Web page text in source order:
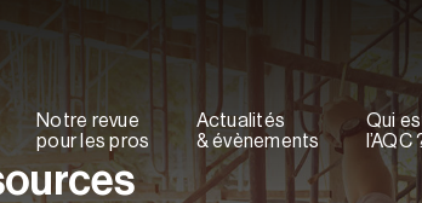
Notre revue
pour les pros
Actualités
& évènements
Qui
l’AQC